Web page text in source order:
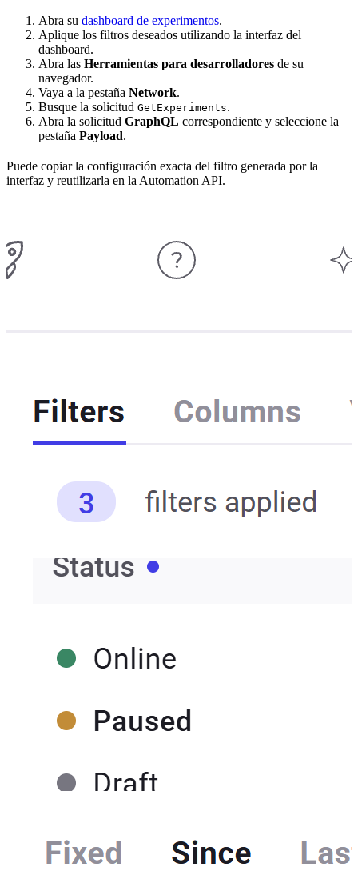
Abra su dashboard de experimentos.
Aplique los filtros deseados utilizando la interfaz del
dashboard.
Abra las Herramientas para desarrolladores de su
navegador.
Vaya a la pestaña Network.
Busque la solicitud GetExperiments.
Abra la solicitud GraphQL correspondiente y seleccione la
pestaña Payload.
Puede copiar la configuración exacta del filtro generada por la
interfaz y reutilizarla en la Automation API.